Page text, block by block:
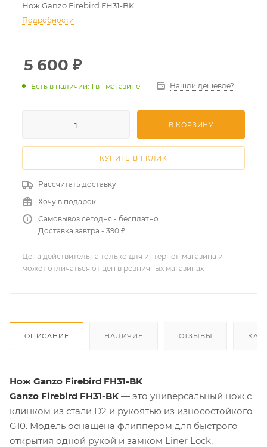
Нож Ganzo Firebird FH31-BK
Подробности
5 600 ₽
Есть в наличии: 1 в 1 магазине Нашли дешевле?
В КОРЗИНУ
КУПИТЬ В 1 КЛИК
Рассчитать доставку
Хочу в подарок
Самовывоз сегодня - бесплатно
Доставка завтра - 390 ₽
Цена действительна только для интернет-магазина и
может отличаться от цен в розничных магазинах
ОПИСАНИЕ НАЛИЧИЕ ОТЗЫВЫ КАК
Нож Ganzo Firebird FH31-BK
Ganzo Firebird FH31-BK — это универсальный нож с
клинком из стали D2 и рукоятью из износостойкого
G10. Модель оснащена флиппером для быстрого
открытия одной рукой и замком Liner Lock,